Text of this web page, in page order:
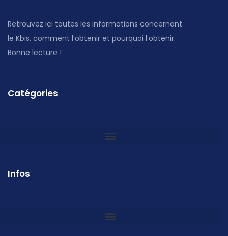
Retrouvez ici toutes les informations concernant
le Kbis, comment l’obtenir et pourquoi l’obtenir.
Bonne lecture !
Catégories
Infos